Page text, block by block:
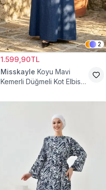
2
1.599,90TL
Misskayle Koyu Mavi
Kemerli Düğmeli Kot Elbise